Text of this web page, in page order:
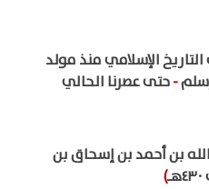
الإسلامي منذ مولد
-حتى عصرنا الحالي
بن أحمد بن إسحاق بن
)